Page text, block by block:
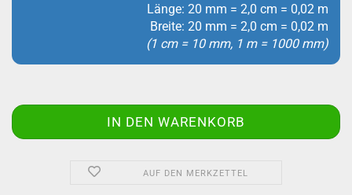
Länge: 20 mm = 2,0 cm = 0,02 m
Breite: 20 mm = 2,0 cm = 0,02 m
(1 cm = 10 mm, 1 m = 1000 mm)
AUF DEN MERKZETTEL